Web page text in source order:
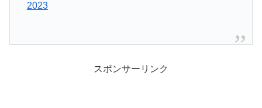
2023
スポンサーリンク